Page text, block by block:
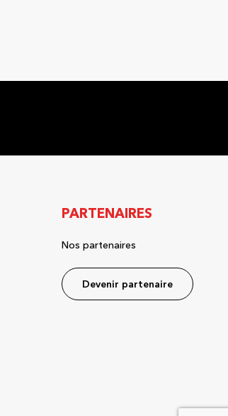
PARTENAIRES
Nos partenaires
Devenir partenaire